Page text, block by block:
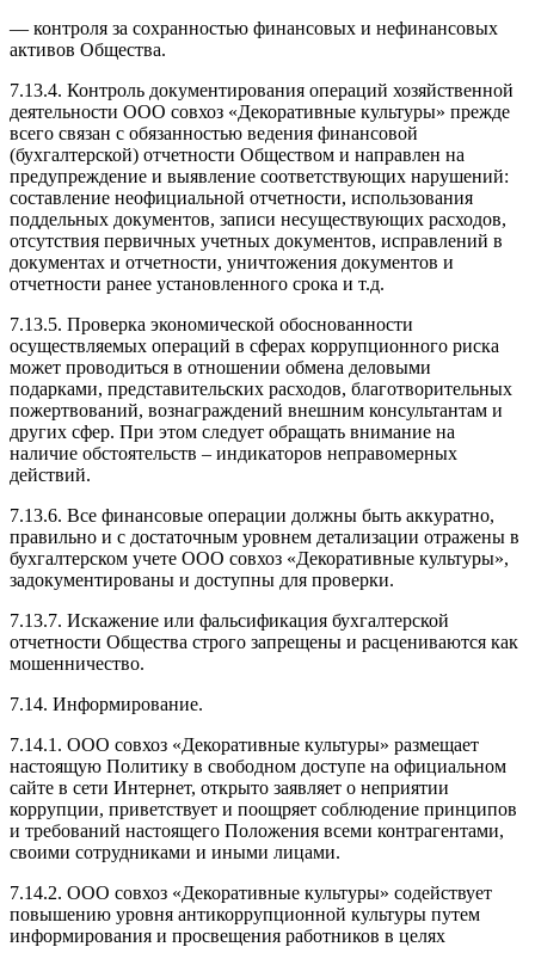
— контроля за сохранностью финансовых и нефинансовых
активов Общества.
7.13.4. Контроль документирования операций хозяйственной
деятельности ООО совхоз «Декоративные культуры» прежде
всего связан с обязанностью ведения финансовой
(бухгалтерской) отчетности Обществом и направлен на
предупреждение и выявление соответствующих нарушений:
составление неофициальной отчетности, использования
поддельных документов, записи несуществующих расходов,
отсутствия первичных учетных документов, исправлений в
документах и отчетности, уничтожения документов и
отчетности ранее установленного срока и т.д.
7.13.5. Проверка экономической обоснованности
осуществляемых операций в сферах коррупционного риска
может проводиться в отношении обмена деловыми
подарками, представительских расходов, благотворительных
пожертвований, вознаграждений внешним консультантам и
других сфер. При этом следует обращать внимание на
наличие обстоятельств – индикаторов неправомерных
действий.
7.13.6. Все финансовые операции должны быть аккуратно,
правильно и с достаточным уровнем детализации отражены в
бухгалтерском учете ООО совхоз «Декоративные культуры»,
задокументированы и доступны для проверки.
7.13.7. Искажение или фальсификация бухгалтерской
отчетности Общества строго запрещены и расцениваются как
мошенничество.
7.14. Информирование.
7.14.1. ООО совхоз «Декоративные культуры» размещает
настоящую Политику в свободном доступе на официальном
сайте в сети Интернет, открыто заявляет о неприятии
коррупции, приветствует и поощряет соблюдение принципов
и требований настоящего Положения всеми контрагентами,
своими сотрудниками и иными лицами.
7.14.2. ООО совхоз «Декоративные культуры» содействует
повышению уровня антикоррупционной культуры путем
информирования и просвещения работников в целях